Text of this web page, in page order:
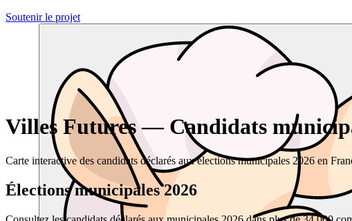
Soutenir le projet
Villes Futures — Candidats
Carte interactive des candidats déclarés aux élections municipales 2026 en
Élections municipales 2026